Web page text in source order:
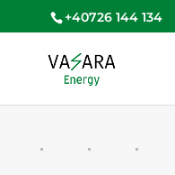
+40726 144 134